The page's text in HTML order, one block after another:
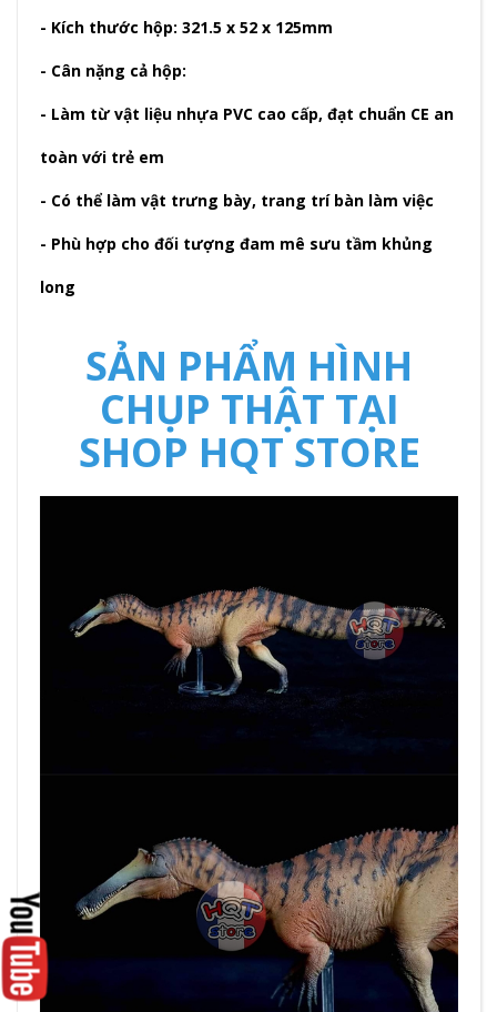
- Kích thước hộp: 321.5 x 52 x 125mm
- Cân nặng cả hộp:
- Làm từ vật liệu nhựa PVC cao cấp, đạt chuẩn CE an
toàn với trẻ em
- Có thể làm vật trưng bày, trang trí bàn làm việc
- Phù hợp cho đối tượng đam mê sưu tầm khủng
long
SẢN PHẨM HÌNH
CHỤP THẬT TẠI
SHOP HQT STORE